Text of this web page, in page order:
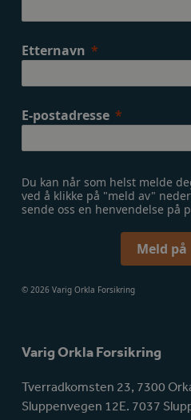
Etternavn
E-postadresse
Du kan når som helst melde
ved å klikke på "meld av"
sende oss en henvendelse på
Meld på
© 2026 Varig Orkla Forsikring
Varig Orkla Forsikring
Tverradkomsten 23, 7300
Sluppenvegen 12E. 7037